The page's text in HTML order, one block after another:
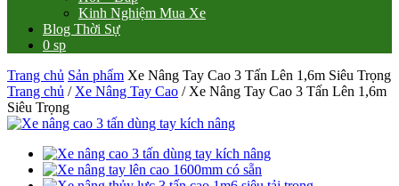
Kinh Nghiệm Mua Xe
Blog Thời Sự
0 sp
Trang chủ Sản phẩm Xe Nâng Tay Cao 3 Tấn Lên 1,6m Siêu Trọng
Trang chủ / Xe Nâng Tay Cao / Xe Nâng Tay Cao 3 Tấn Lên 1,6m
Siêu Trọng